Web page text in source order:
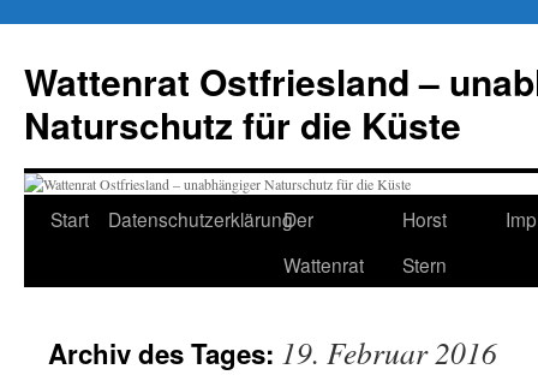
springen
Wattenrat Ostfriesland –
Naturschutz für die Küste
Start DatenschutzerklärungDer
Wattenrat
Horst
Stern
Archiv des Tages: 19. Februar 2016